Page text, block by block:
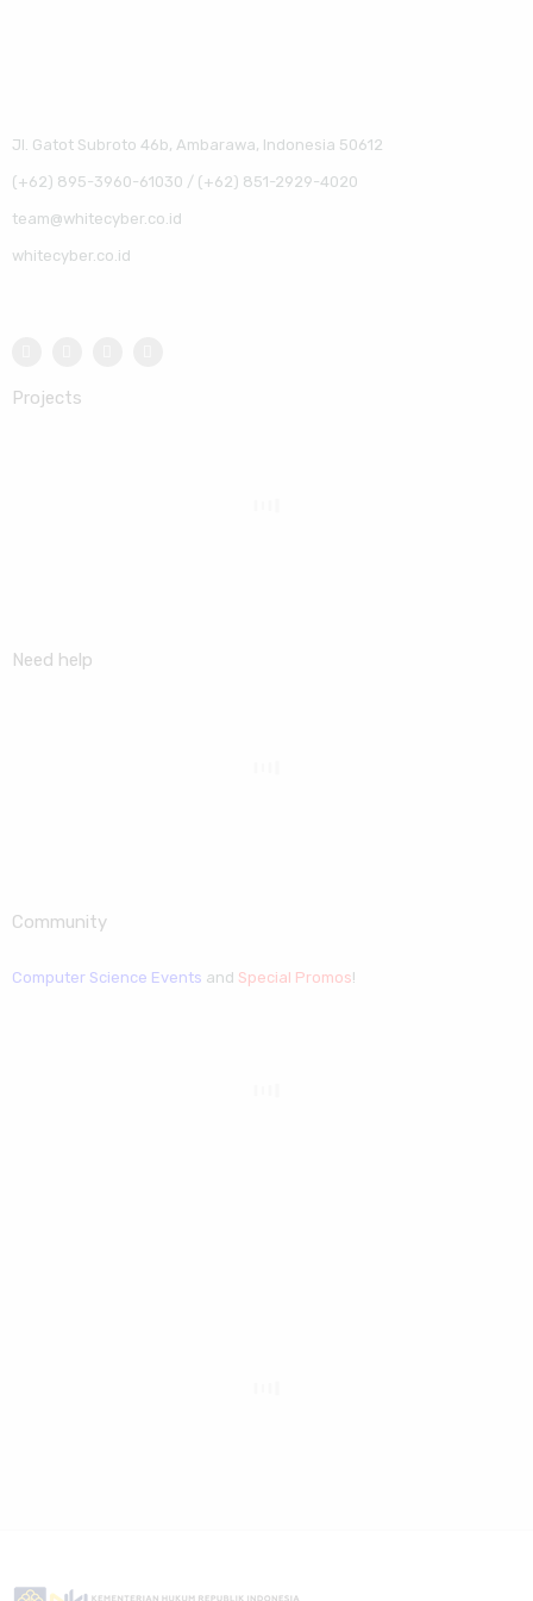
Jl. Gatot Subroto 46b, Ambarawa, Indonesia 50612
(+62) 895-3960-61030 / (+62) 851-2929-4020
team@whitecyber.co.id
whitecyber.co.id
Projects
Need help
Community
Computer Science Events and Special Promos!